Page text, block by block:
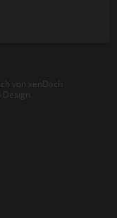
von xenDach
.